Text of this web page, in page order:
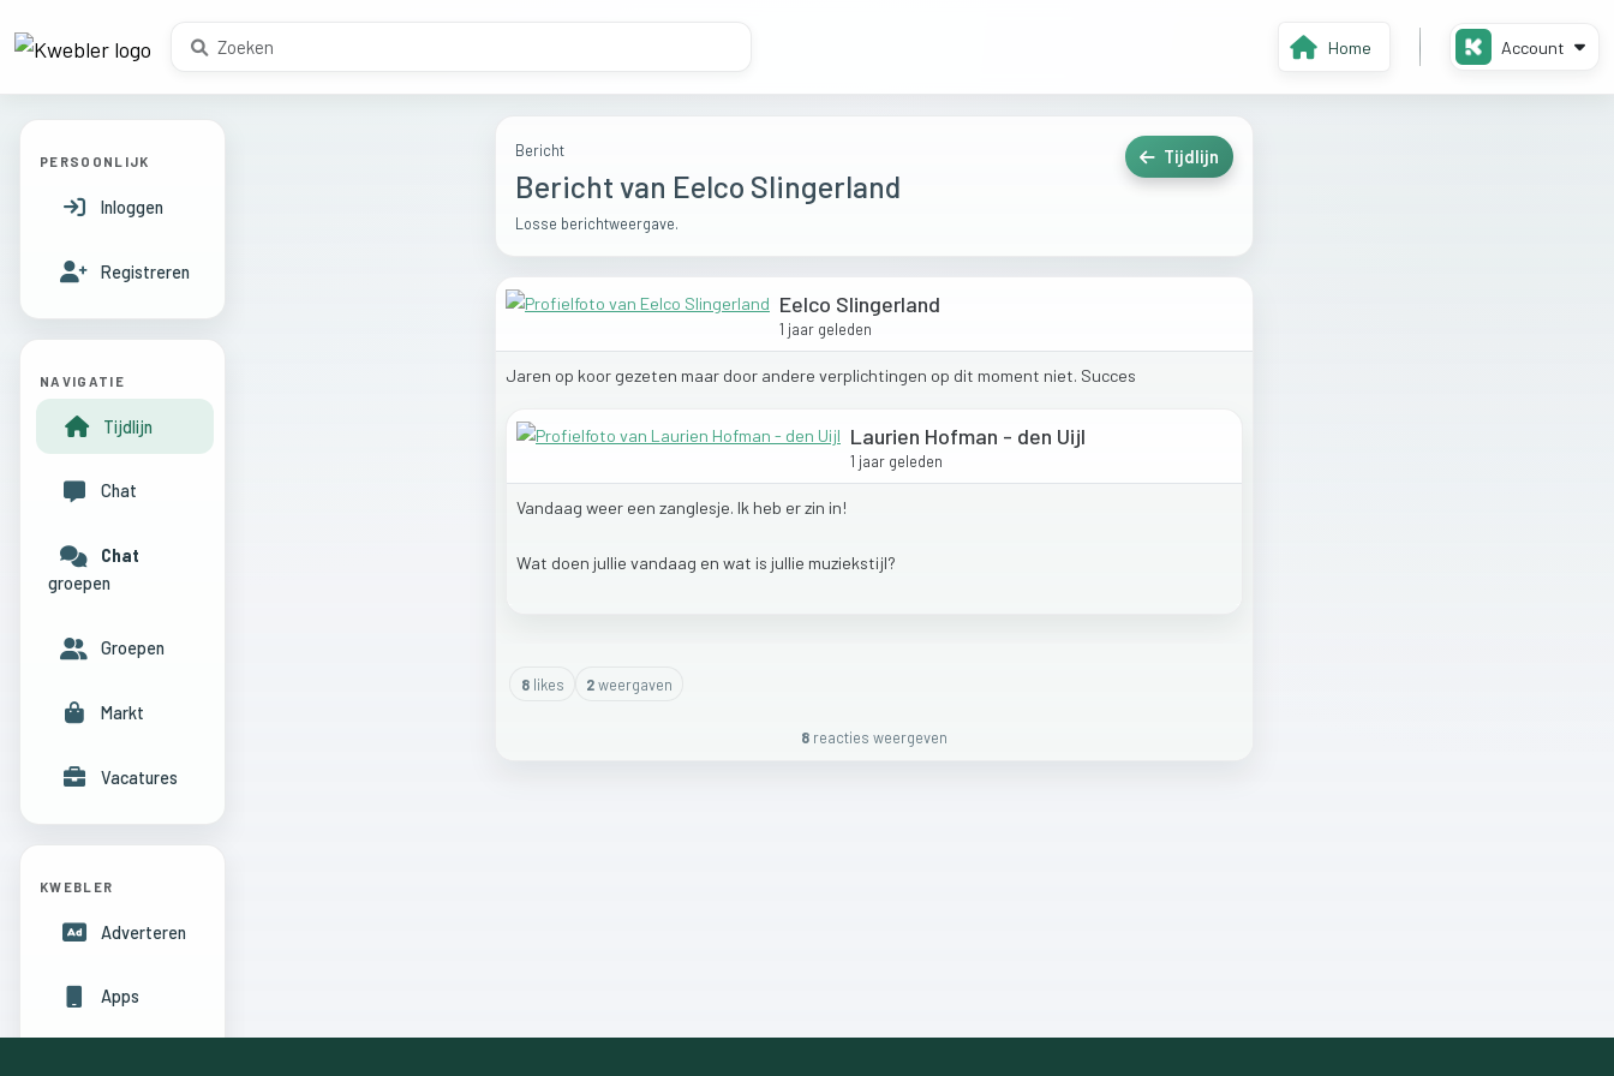
Home Account
Bericht
Bericht van Eelco Slingerland
Losse berichtweergave.
Tijdlijn
Eelco Slingerland
1 jaar geleden
Jaren op koor gezeten maar door andere verplichtingen op dit moment niet. Succes
Laurien Hofman - den Uijl
1 jaar geleden
Vandaag weer een zanglesje. Ik heb erzin in!
Wat doen jullie vandaag en wat is jullie muziekstijl?
8likes 2weergaven
8 reacties weergeven
PERSOONLIJK
Inloggen
Registreren
NAVIGATIE
Tijdlijn
Chat
Chat
groepen
Groepen
Markt
Vacatures
KWEBLER
Adverteren
Apps